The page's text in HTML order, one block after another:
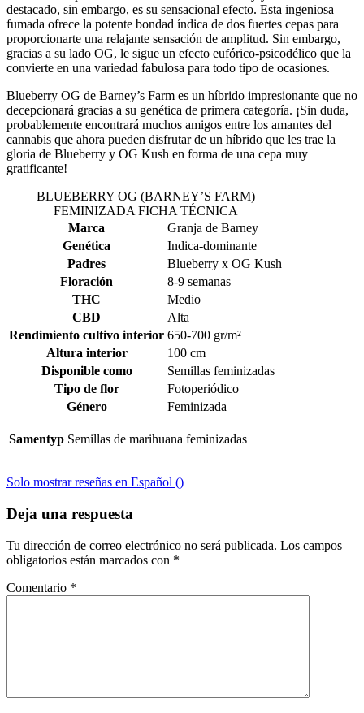
destacado, sin embargo, es su sensacional efecto. Esta ingeniosa
fumada ofrece la potente bondad índica de dos fuertes cepas para
proporcionarte una relajante sensación de amplitud. Sin embargo,
gracias a su lado OG, le sigue un efecto eufórico-psicodélico que la
convierte en una variedad fabulosa para todo tipo de ocasiones.
Blueberry OG de Barney’s Farm es un híbrido impresionante que no
decepcionará gracias a su genética de primera categoría. ¡Sin duda,
probablemente encontrará muchos amigos entre los amantes del
cannabis que ahora pueden disfrutar de un híbrido que les trae la
gloria de Blueberry y OG Kush en forma de una cepa muy
gratificante!
BLUEBERRY OG (BARNEY’S FARM)
FEMINIZADA FICHA TÉCNICA
Marca
Granja de Barney
Genética
Indica-dominante
Padres
Blueberry x OG Kush
Floración
8-9 semanas
THC
Medio
CBD
Alta
Rendimiento cultivo interior 650-700 gr/m²
Altura interior
100 cm
Disponible como
Semillas feminizadas
Tipo de flor
Fotoperiódico
Género
Feminizada
Samentyp Semillas de marihuana feminizadas
Solo mostrar reseñas en Español ()
Deja una respuesta
Tu dirección de correo electrónico no será publicada. Los campos
obligatorios están marcados con *
Comentario *